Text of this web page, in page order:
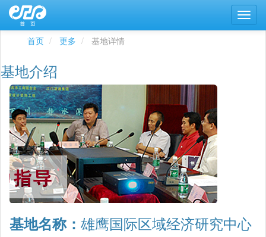
首页 更多 基地详情
基地介绍
基地名称： 雄鹰国际区域经济研究中心